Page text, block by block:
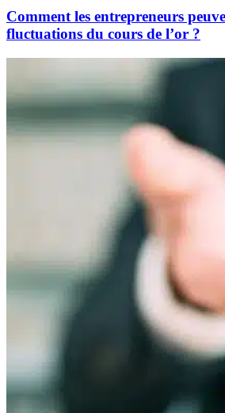
Comment les entrepreneurs
fluctuations du cours de l’or ?